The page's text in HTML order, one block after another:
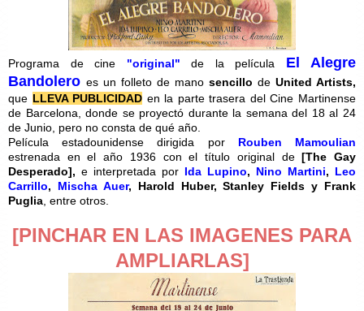
Programa de cine "original" de la película El Alegre
Bandolero es un folleto de mano sencillo de United Artists,
que LLEVA PUBLICIDAD en la parte trasera del Cine Martinense
de Barcelona, donde se proyectó durante la semana del 18 al 24
de Junio, pero no consta de qué año.
Película estadounidense dirigida por Rouben Mamoulian
estrenada en el año 1936 con el título original de[The Gay
Desperado], e interpretada por Ida Lupino, Nino Martini, Leo
Carrillo, Mischa Auer, Harold Huber, Stanley Fields y Frank
Puglia entre otros.
[PINCHAR EN LAS IMAGENES PARA
AMPLIARLAS]